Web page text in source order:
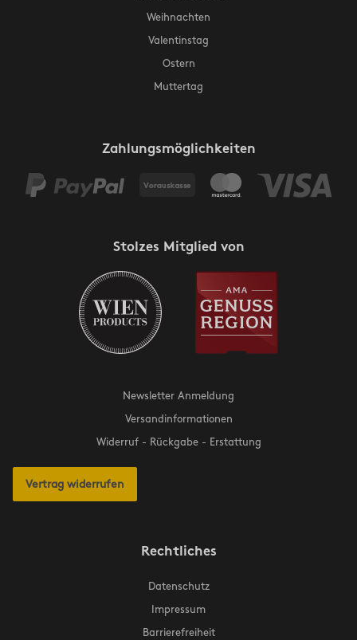
Weihnachten
Valentinstag
Ostern
Muttertag
Zahlungsmöglichkeiten
Stolzes Mitglied von
Newsletter Anmeldung
Versandinformationen
Widerruf - Rückgabe - Erstattung
Vertrag widerrufen
Rechtliches
Datenschutz
Impressum
Barrierefreiheit